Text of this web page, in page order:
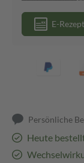
E-
Persönliche
Heute